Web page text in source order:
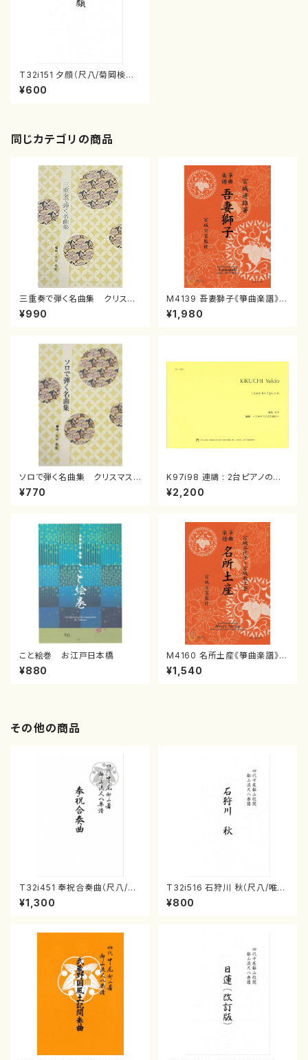
T32i151 夕顔（尺八/菊岡検校/
楽譜）都山No:1003
¥600
同じカテゴリの商品
三重奏で弾く名曲集 クリスマ
スメドレー( 箏2/大平光美 編
曲/楽譜）
¥990
M4139 吾妻獅子《箏曲楽譜》
（箏/宮城道雄著・宮城宗家監修/
箏曲古典楽譜）
¥1,980
ソロで弾く名曲集 クリスマス・
イブ／恋人がサンタクロース(
箏独奏 /大平光美 編曲/楽
¥770
K97i98 連禱 : 2台ピアノのた
めの（2 Pianos / 菊池 幸夫 /
楽譜）
¥2,200
こと絵巻 お江戸日本橋
¥880
M4160 名所土産《箏曲楽譜》
（箏/宮城喜代子・宮城数江著・
宮城宗家監修/箏曲古典楽譜）
¥1,540
その他の商品
T32i451 奉祝合奏曲（尺八/久
本玄智/楽譜）都山流公刊楽譜曲
番:2158
¥1,300
T32i516 石狩川 秋（尺八/唯是
震一/楽譜）都山no:2225
¥800